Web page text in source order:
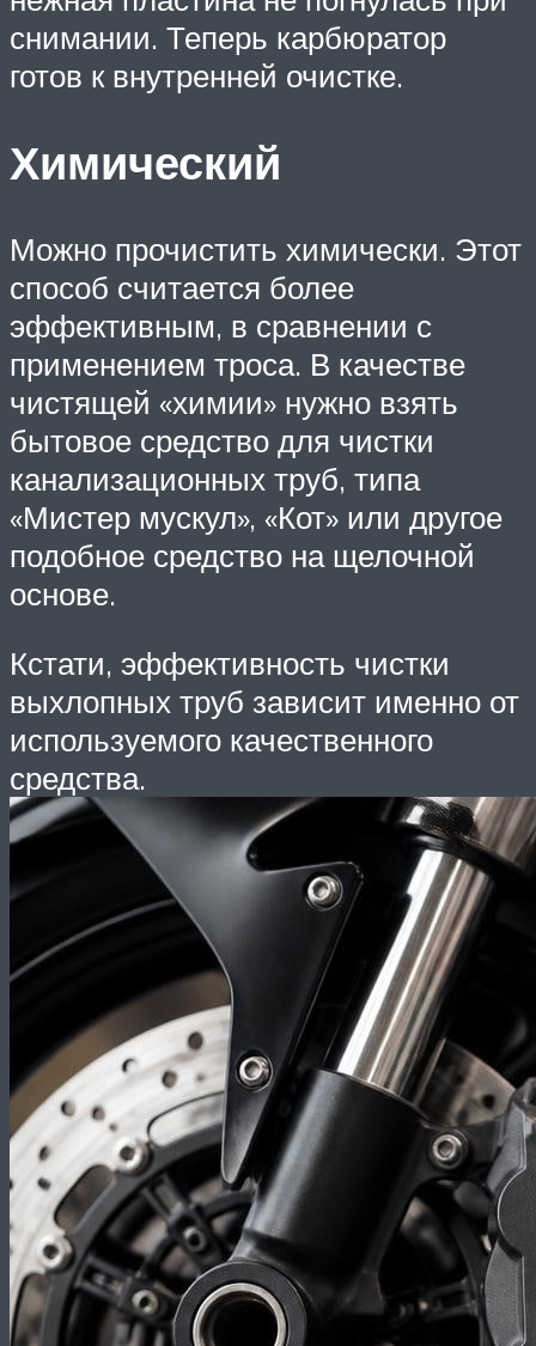
снимании. Теперь карбюратор
готов к внутренней очистке.
Химический
Можно прочистить химически. Этот
способ считается более
эффективным, в сравнении с
применением троса. В качестве
чистящей «химии» нужно взять
бытовое средство для чистки
канализационных труб, типа
«Мистер мускул», «Кот» или другое
подобное средство на щелочной
основе.
Кстати, эффективность чистки
выхлопных труб зависит именно от
используемого качественного
средства.